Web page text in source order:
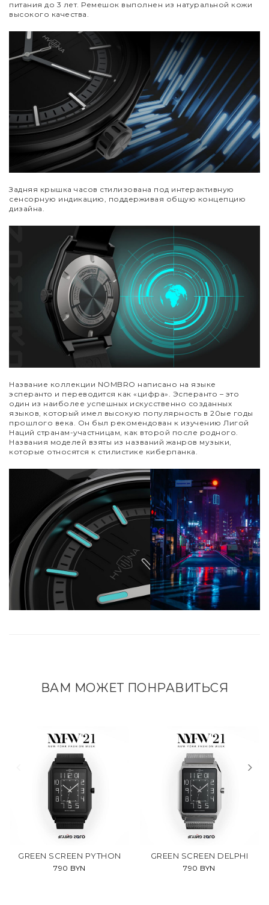
питания до 3 лет. Ремешок выполнен из натуральной кожи
высокого качества.
Задняя крышка часов стилизована под интерактивную
сенсорную индикацию, поддерживая общую концепцию
дизайна.
Название коллекции NOMBRO написано на языке
эсперанто и переводится как «цифра». Эсперанто – это
один из наиболее успешных искусственно созданных
языков, который имел высокую популярность в 20ые годы
прошлого века. Он был рекомендован к изучению Лигой
Наций странам-участницам, как второй после родного.
Названия моделей взяты из названий жанров музыки,
которые относятся к стилистике киберпанка.
ВАМ МОЖЕТ ПОНРАВИТЬСЯ
GREEN SCREEN PYTHON
790 BYN
GREEN SCREEN DELPHI
790 BYN